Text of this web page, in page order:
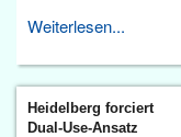
Weiterlesen...
Heidelberg forciert
Dual-Use-Ansatz